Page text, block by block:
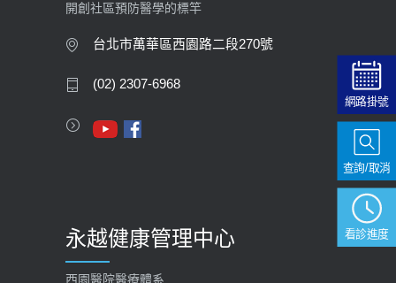
大吃大喝、肥胖害到膽囊！膽結石、
膽息肉如何處理？
2023-09-27
開創社區預防醫學的標竿
台北市萬華區西園路二段270號
(02) 2307-6968
永越健康管理中心
西園醫院醫療體系
網路掛號
看診進度
查詢/取消